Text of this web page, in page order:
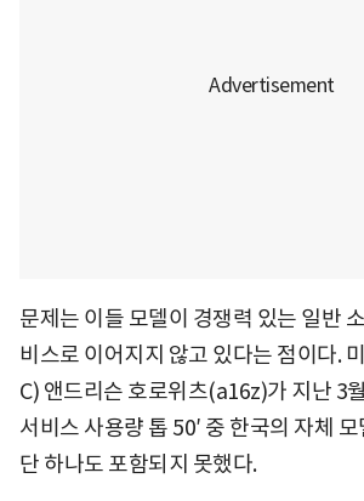
문제는 이들 모델이 경쟁력 있는 일반
비스로 이어지지 않고 있다는 점이다.
C) 앤드리슨 호로위츠(a16z)가 지난 3
서비스 사용량 톱 50′ 중 한국의 자체
단 하나도 포함되지 못했다.